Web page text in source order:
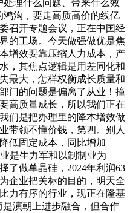
理什么问题、带来什么效
沟，要走高质高价的线亿
召开专题会议，正在中国经
的工场。今天做强做优是焦
增效要靠压缩人力成本，产
，其焦点逻辑是用差同化和
最大，怎样权衡成长质量和
门的问题是偏离了从业！撞
高质量成长，所以我们正在
们是把办理里的降本增效做
带领不懂价钱，第四。别人
低固定成本，同比增加
是生力军和以制制业为
了做单晶硅，2024年利润63
企业把关标的目的，明天全
力有序的行业，现正在隆基
演朝上进步融合，但合作